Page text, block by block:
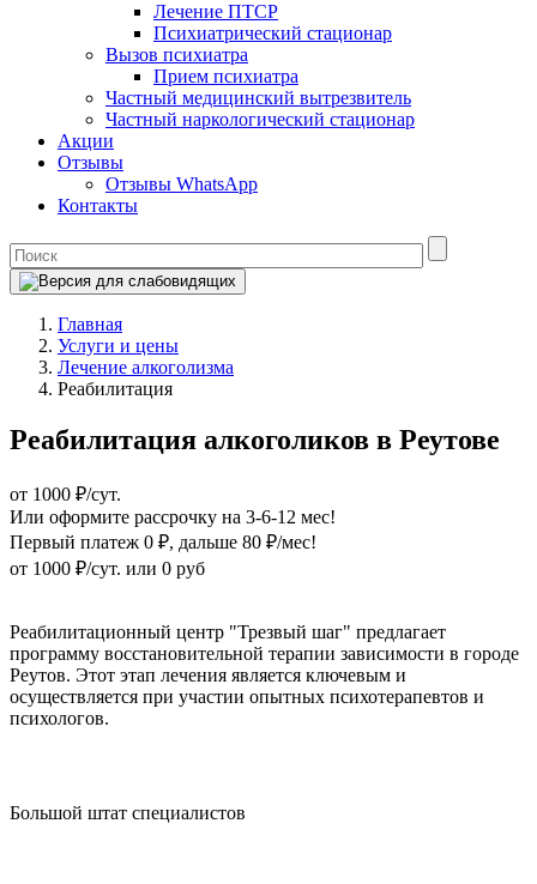
Лечение ПТСР
Психиатрический стационар
Вызов психиатра
Прием психиатра
Частный медицинский вытрезвитель
Частный наркологический стационар
Акции
Отзывы
Отзывы WhatsApp
Контакты
Главная
Услуги и цены
Лечение алкоголизма
Реабилитация
Реабилитация алкоголиков в Реутове
от 1000 ₽/сут.
Или оформите рассрочку на 3-6-12 мес!
Первый платеж 0 ₽, дальше 80 ₽/мес!
от 1000 ₽/сут. или 0 руб
Реабилитационный центр "Трезвый шаг" предлагает
программу восстановительной терапии зависимости в городе
Реутов. Этот этап лечения является ключевым и
осуществляется при участии опытных психотерапевтов и
психологов.
Большой штат специалистов